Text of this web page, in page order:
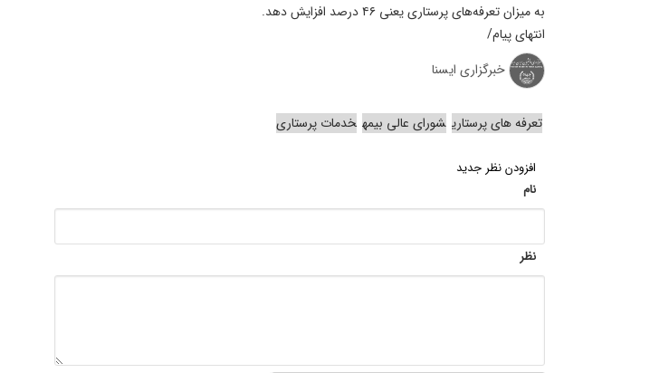
به میزان تعرفه‌های پرستاری یعنی ۴۶ درصد افزایش دهد.
انتهای پیام/
خبرگزاری ایسنا
تعرفه های پرستاری شورای عالی بیمه خدمات پرستاری
افزودن نظر جدید
نام
نظر